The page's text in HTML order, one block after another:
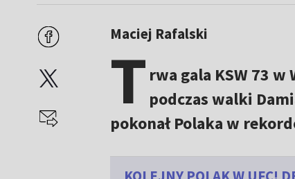
Maciej Rafalski
T rwa gala KSW 73
podczas walki
pokonał Polaka w